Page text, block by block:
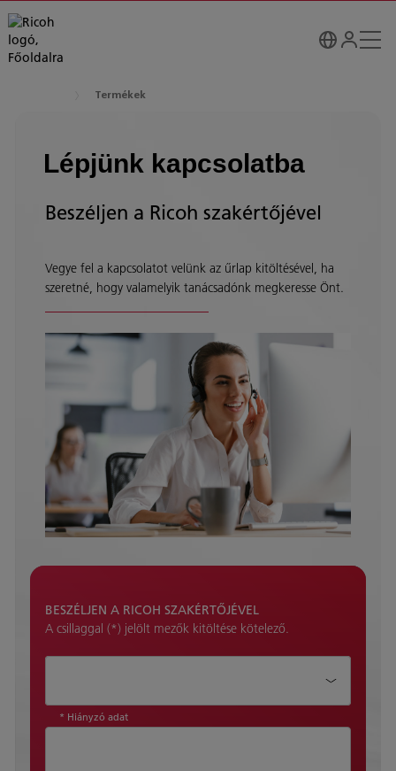
Termékek
Lépjünk kapcsolatba
Beszéljen a Ricoh szakértőjével
Vegye fel a kapcsolatot velünk az űrlap kitöltésével, ha
szeretné, hogy valamelyik tanácsadónk megkeresse Önt.
BESZÉLJEN A RICOH SZAKÉRTŐJÉVEL
A csillaggal (*) jelölt mezők kitöltése kötelező.
* Hiányzó adat